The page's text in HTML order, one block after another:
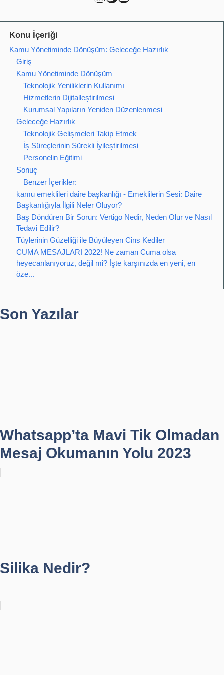
Konu İçeriği
Kamu Yönetiminde Dönüşüm: Geleceğe Hazırlık
Giriş
Kamu Yönetiminde Dönüşüm
Teknolojik Yeniliklerin Kullanımı
Hizmetlerin Dijitalleştirilmesi
Kurumsal Yapıların Yeniden Düzenlenmesi
Geleceğe Hazırlık
Teknolojik Gelişmeleri Takip Etmek
İş Süreçlerinin Sürekli İyileştirilmesi
Personelin Eğitimi
Sonuç
Benzer İçerikler:
kamu emeklileri daire başkanlığı - Emeklilerin Sesi: Daire
Başkanlığıyla İlgili Neler Oluyor?
Baş Döndüren Bir Sorun: Vertigo Nedir, Neden Olur ve Nasıl
Tedavi Edilir?
Tüylerinin Güzelliği ile Büyüleyen Cins Kediler
CUMA MESAJLARI 2022! Ne zaman Cuma olsa
heyecanlanıyoruz, değil mi? İşte karşınızda en yeni, en
öze...
Son Yazılar
Whatsapp’ta Mavi Tik Olmadan
Mesaj Okumanın Yolu 2023
Silika Nedir?